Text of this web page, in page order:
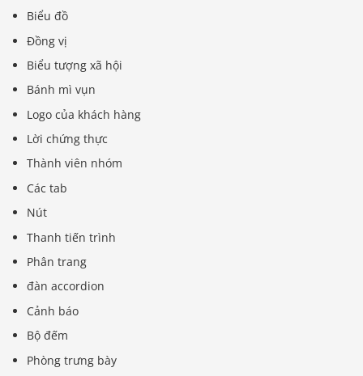
Biểu đồ
Đồng vị
Biểu tượng xã hội
Bánh mì vụn
Logo của khách hàng
Lời chứng thực
Thành viên nhóm
Các tab
Nút
Thanh tiến trình
Phân trang
đàn accordion
Cảnh báo
Bộ đếm
Phòng trưng bày